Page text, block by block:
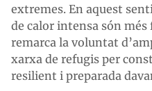
extremes. En aquest
de calor intensa són
remarca la voluntat
xarxa de refugis per
resilient i preparada